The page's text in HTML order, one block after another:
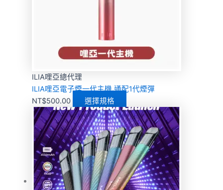
ILIA哩亞總代理
ILIA哩亞電子煙一代主機 通配1代煙彈
NT$500.00 選擇規格